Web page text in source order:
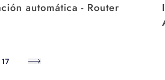
automática - Router
17